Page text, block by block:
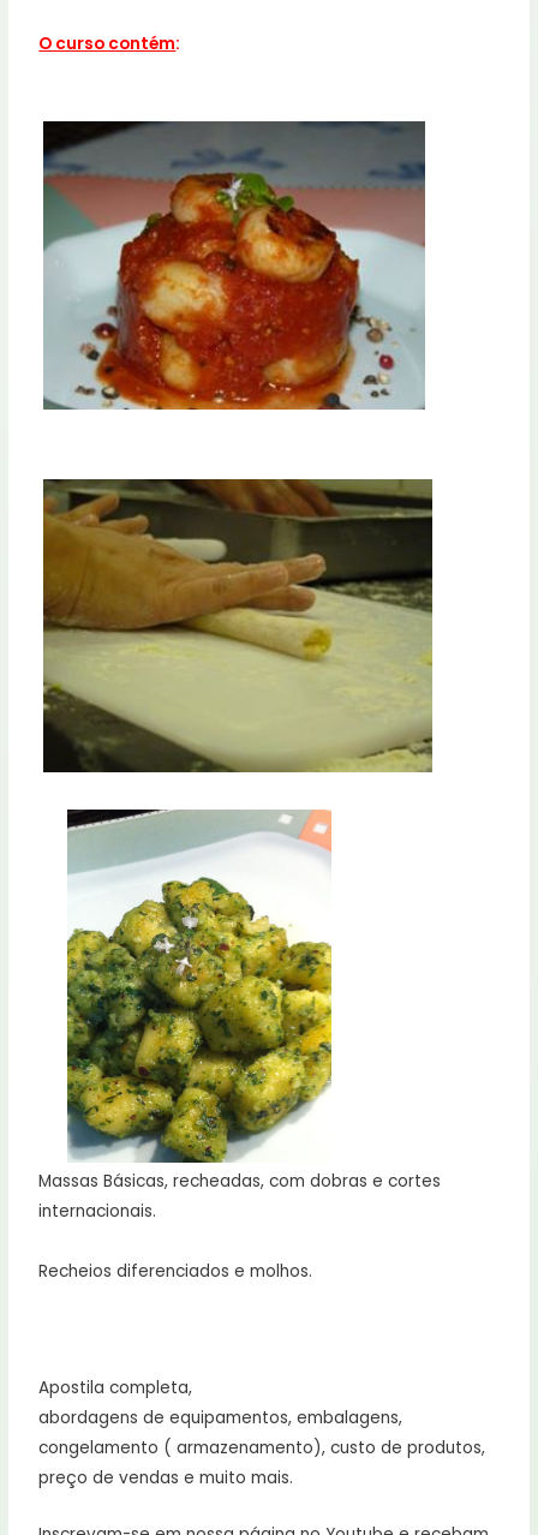
O curso contém:
Massas Básicas, recheadas, com dobras e cortes
internacionais.
Recheios diferenciados e molhos.
Apostila completa,
abordagens de equipamentos, embalagens,
congelamento ( armazenamento), custo de produtos,
preço de vendas e muito mais.